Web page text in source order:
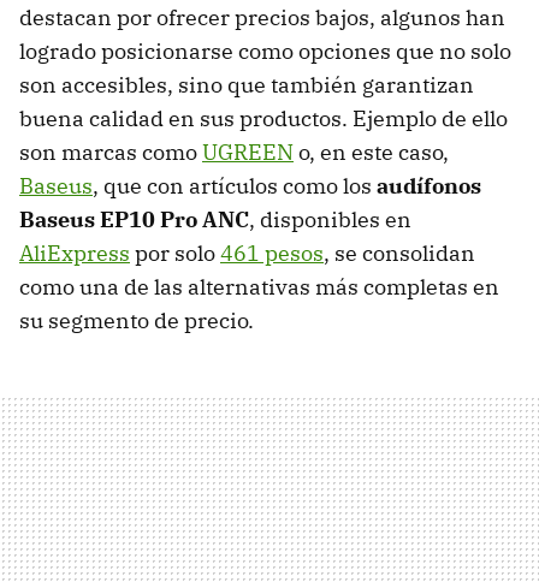
destacan por ofrecer precios bajos, algunos han
logrado posicionarse como opciones que no solo
son accesibles, sino que también garantizan
buena calidad en sus productos. Ejemplo de ello
son marcas comoUGREENo, en este caso,
Baseus, que con artículos como los audífonos
Baseus EP10 Pro ANC, disponibles en
AliExpress por solo461 pesos, se consolidan
como una de las alternativas más completas en
su segmento de precio.